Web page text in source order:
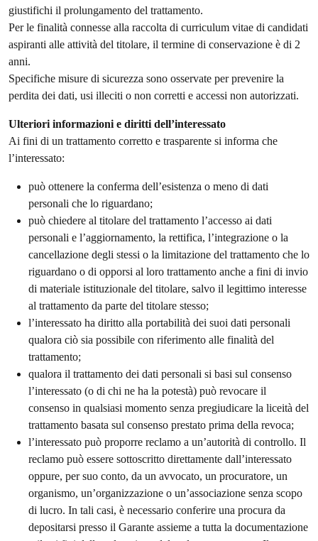
giustifichi il prolungamento del trattamento.
Per le finalità connesse alla raccolta di curriculum vitae di candidati
aspiranti alle attività del titolare, il termine di conservazione è di 2
anni.
Specifiche misure di sicurezza sono osservate per prevenire la
perdita dei dati, usi illeciti o non corretti e accessi non autorizzati.
Ulteriori informazioni e diritti dell’interessato
Ai fini di un trattamento corretto e trasparente si informa che
l’interessato:
può ottenere la conferma dell’esistenza o meno di dati
personali che lo riguardano;
può chiedere al titolare del trattamento l’accesso ai dati
personali e l’aggiornamento, la rettifica, l’integrazione o la
cancellazione degli stessi o la limitazione del trattamento che lo
riguardano o di opporsi al loro trattamento anche a fini di invio
di materiale istituzionale del titolare, salvo il legittimo interesse
al trattamento da parte del titolare stesso;
l’interessato ha diritto alla portabilità dei suoi dati personali
qualora ciò sia possibile con riferimento alle finalità del
trattamento;
qualora il trattamento dei dati personali si basi sul consenso
l’interessato (o di chi ne ha la potestà) può revocare il
consenso in qualsiasi momento senza pregiudicare la liceità del
trattamento basata sul consenso prestato prima della revoca;
l’interessato può proporre reclamo a un’autorità di controllo. Il
reclamo può essere sottoscritto direttamente dall’interessato
oppure, per suo conto, da un avvocato, un procuratore, un
organismo, un’organizzazione o un’associazione senza scopo
di lucro. In tali casi, è necessario conferire una procura da
depositarsi presso il Garante assieme a tutta la documentazione